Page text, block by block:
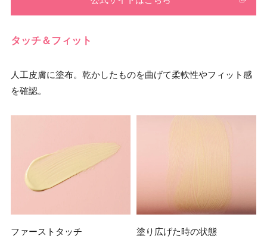
タッチ＆フィット
人工皮膚に塗布。乾かしたものを曲げて柔軟性やフィット感
を確認。
ファーストタッチ 塗り広げた時の状態